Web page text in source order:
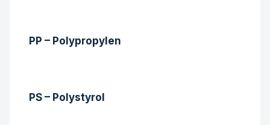
PP – Polypropylen
PS – Polystyrol